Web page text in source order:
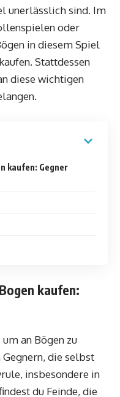
unerlässlich sind. Im
oder
in diesem Spiel
Stattdessen
diese wichtigen
kaufen: Gegner
kaufen:
an Bögen zu
die selbst
insbesondere in
du Feinde, die